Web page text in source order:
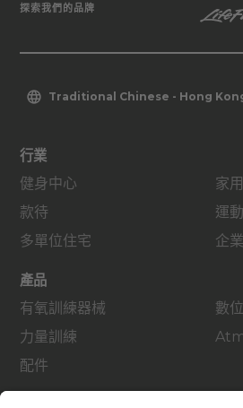
探索我們的品牌
Traditional Chinese - Hong
行業
健身中心
款待
多單位住宅
家
運
企
產品
有氧訓練器械
力量訓練
配件
數